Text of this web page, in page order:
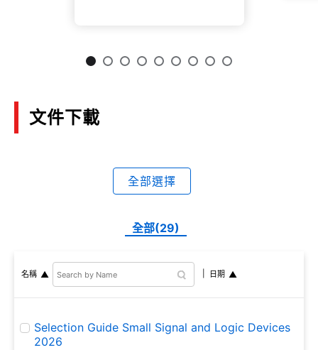
文件下載
全部選擇
全部(29)
名稱 日期
Selection Guide Small Signal and Logic Devices
2026